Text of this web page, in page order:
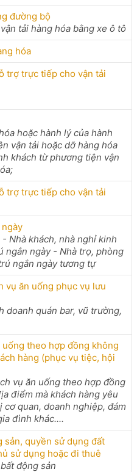
đường bộ
tải hàng hóa bằng xe ô tô
hóa
trợ trực tiếp cho vận tải
hoặc hành lý của hành
vận tải hoặc dỡ hàng hóa
khách từ phương tiện vận
trợ trực tiếp cho vận tải
Nhà khách, nhà nghỉ kinh
ngắn ngày - Nhà trọ, phòng
ngắn ngày tương tự
vụ ăn uống phục vụ lưu
doanh quán bar, vũ trường,
theo hợp đồng không
hàng (phục vụ tiệc, hội
vụ ăn uống theo hợp đồng
điểm mà khách hàng yêu
quan, doanh nghiệp, đám
đình khác....
sản, quyền sử dụng đất
sử dụng hoặc đi thuê
động sản